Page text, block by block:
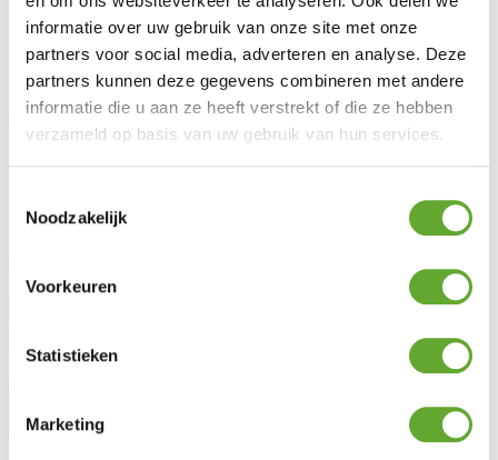
informatie over uw gebruik van onze site met onze
partners voor social media, adverteren en analyse. Deze
partners kunnen deze gegevens combineren met andere
informatie die u aan ze heeft verstrekt of die ze hebben
verzameld op basis van uw gebruik van hun services.
Noodzakelijk
Voorkeuren
Statistieken
Marketing
FAQ
Onderhoud & garantie
Vraag advies aan
Vacatures
Voornaam